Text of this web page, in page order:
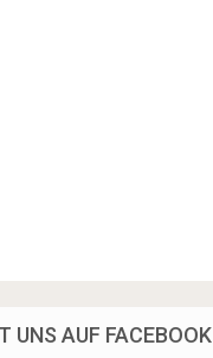
UNS AUF FACEBOOK